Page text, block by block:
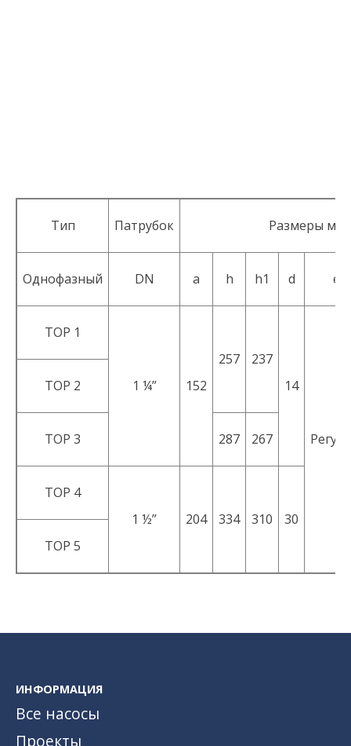
Тип Патрубок Размеры мм
Однофазный DN a h h1 d e
TOP 1
1 ¼” 152
257
237
14
TOP 2
TOP 3 287 267
TOP 4
1 ½”
204 334 310
30
TOP 5
ИНФОРМАЦИЯ
Все насосы
Проекты